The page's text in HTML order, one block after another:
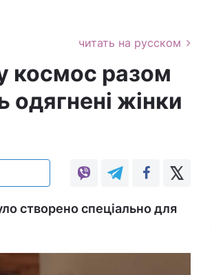
читать на русском
космос разом
одягнені жінки
створено спеціально для